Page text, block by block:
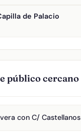
de Palacio
público cercano
con C/ Castellanos